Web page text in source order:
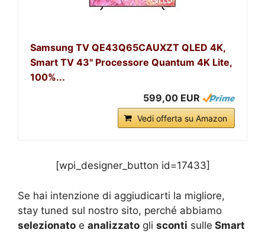
Samsung TV QE43Q65CAUXZT QLED 4K,
Smart TV 43" Processore Quantum 4K Lite,
100%...
599,00 EUR
Vedi offerta su Amazon
[wpi_designer_button id=17433]
Se hai intenzione di aggiudicarti la migliore,
stay tuned sul nostro sito, perché abbiamo
selezionato e analizzato gli sconti sulle Smart